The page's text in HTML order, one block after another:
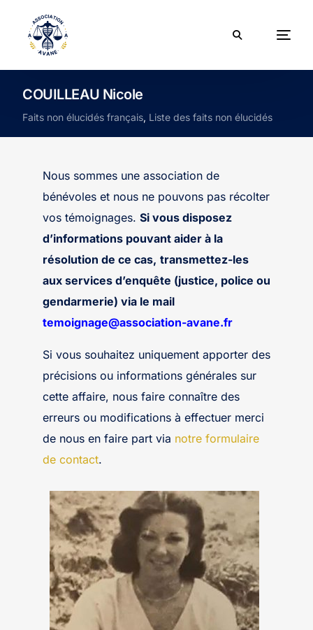
COUILLEAU Nicole
Faits non élucidés français, Liste des faits non élucidés
Nous sommes une association de
bénévoles et nous ne pouvons pas récolter
vos témoignages. Si vous disposez
d’informations pouvant aider à la
résolution de ce cas, transmettez-les
aux services d’enquête (justice, police ou
gendarmerie) via le mail
temoignage@association-avane.fr
Si vous souhaitez uniquement apporter des
précisions ou informations générales sur
cette affaire, nous faire connaître des
erreurs ou modifications à effectuer merci
de nous en faire part via notre formulaire
de contact.